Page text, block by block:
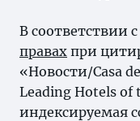
В соответствии
правах при
«Новости/Casa
Leading Hotels of
индексируемая